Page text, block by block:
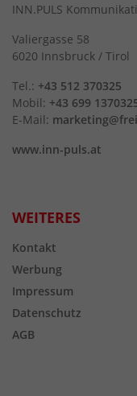
INN.PULS
Valiergasse 58
6020 Innsbruck / Tirol
Tel.: +43 512 370325
Mobil: +43 699
E-Mail:
www.inn-puls.at
WEITERES
Kontakt
Werbung
Impressum
Datenschutz
AGB